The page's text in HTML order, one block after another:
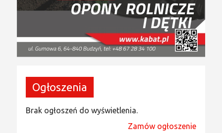
Ogłoszenia
Brak ogłoszeń do wyświetlenia.
Zamów ogłoszenie